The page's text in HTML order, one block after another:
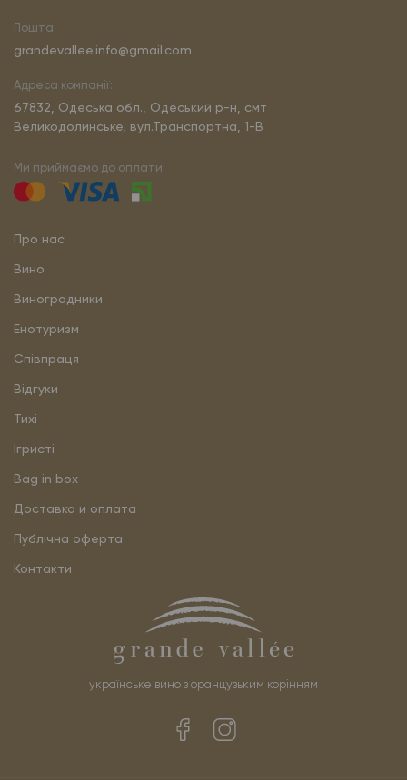
Пошта:
grandevallee.info@gmail.com
Адреса компанії:
67832, Одеська обл., Одеський р-н, смт
Великодолинське, вул.Транспортна, 1-В
Ми приймаємо до оплати:
Про нас
Вино
Виноградники
Енотуризм
Співпраця
Відгуки
Тихі
Ігристі
Bag in box
Доставка и оплата
Публічна оферта
Контакти
українське вино з французьким корінням